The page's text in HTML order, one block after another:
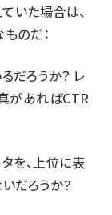
いた場合は、
のだ：
だろうか？ レ
があればCTR
を、上位に表
だろうか？